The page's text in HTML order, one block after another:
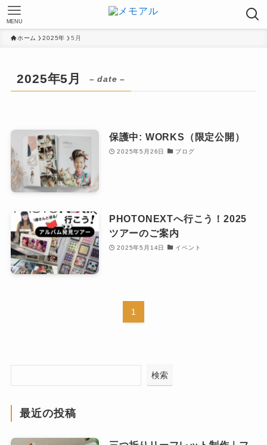
MENU
ホーム 2025年 5月
2025年5月 – date –
保護中: WORKS（限定公開）
2025年5月26日 ブログ
PHOTONEXTへ行こう！2025
ツアーのご案内
2025年5月14日 イベント
1
検索
最近の投稿